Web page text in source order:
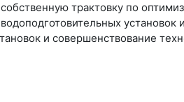
трактовку по
установок
и совершенствование